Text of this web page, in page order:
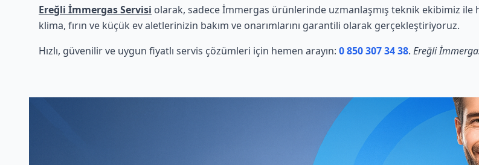
Ereğli İmmergas Servisi olarak, sadece İmmergas ürünlerinde uzmanlaşmış teknik ekibimiz ile
klima, fırın ve küçük ev aletlerinizin bakım ve onarımlarını garantili olarak gerçekleştiriyoruz.
Hızlı, güvenilir ve uygun fiyatlı servis çözümleri için hemen arayın: 0 850 307 34 38. Ereğli